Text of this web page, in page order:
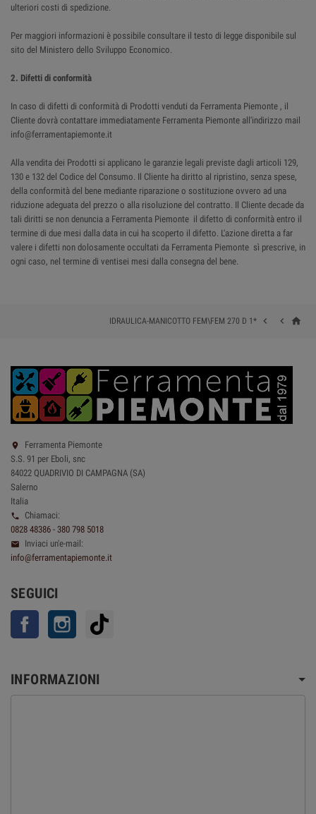
ulteriori costi di spedizione.
Per maggiori informazioni è possibile consultare il testo di legge disponibile sul
sito del Ministero dello Sviluppo Economico.
2. Difetti di conformità
In caso di difetti di conformità di Prodotti venduti da Ferramenta Piemonte , il
Cliente dovrà contattare immediatamente Ferramenta Piemonte all'indirizzo mail
info@ferramentapiemonte.it
Alla vendita dei Prodotti si applicano le garanzie legali previste dagli articoli 129,
130 e 132 del Codice del Consumo. Il Cliente ha diritto al ripristino, senza spese,
della conformità del bene mediante riparazione o sostituzione ovvero ad una
riduzione adeguata del prezzo o alla risoluzione del contratto. Il Cliente decade da
tali diritti se non denuncia a Ferramenta Piemonte il difetto di conformità entro il
termine di due mesi dalla data in cui ha scoperto il difetto. L'azione diretta a far
valere i difetti non dolosamente occultati da Ferramenta Piemonte sì prescrive, in
ogni caso, nel termine di ventisei mesi dalla consegna del bene.
home


IDRAULICA-MANICOTTO FEM\FEM 270 D 1*

Ferramenta Piemonte
S.S. 91 per Eboli, snc
84022 QUADRIVIO DI CAMPAGNA (SA)
Salerno
Italia

Chiamaci:
0828 48386 - 380 798 5018

Inviaci un'e-mail:
info@ferramentapiemonte.it
SEGUICI
Facebook Instagram
INFORMAZIONI